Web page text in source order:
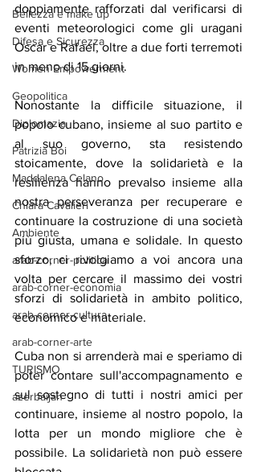
Bellezza e make up
Difesa e Sicurezza
Women Empowerment
Geopolitica
Diplomazia
Patrizia Boi
Maddalena Celano
Chiara Cavalieri
Ambiente
arab-corner-politica
arab-corner-economia
arab-corner-cultura
arab-corner-arte
TURISMO
azerbaijan
doppiamente rafforzati dal verificarsi di
eventi meteorologici come gli uragani
Oscar e Rafael, oltre a due forti terremoti
in meno di 15 giorni.
Nonostante la difficile situazione, il
popolo cubano, insieme al suo partito e
al suo governo, sta resistendo
stoicamente, dove la solidarietà e la
resilienza hanno prevalso insieme alla
nostra perseveranza per recuperare e
continuare la costruzione di una società
più giusta, umana e solidale. In questo
sforzo, ci rivolgiamo a voi ancora una
volta per cercare il massimo dei vostri
sforzi di solidarietà in ambito politico,
economico e materiale.
Cuba non si arrenderà mai e speriamo di
poter contare sull'accompagnamento e
sul sostegno di tutti i nostri amici per
continuare, insieme al nostro popolo, la
lotta per un mondo migliore che è
possibile. La solidarietà non può essere